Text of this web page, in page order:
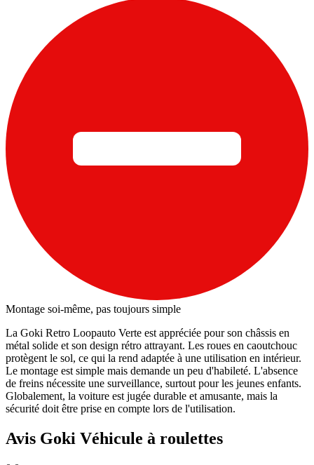
Montage soi-même, pas toujours simple
La Goki Retro Loopauto Verte est appréciée pour son châssis en
métal solide et son design rétro attrayant. Les roues en caoutchouc
protègent le sol, ce qui la rend adaptée à une utilisation en intérieur.
Le montage est simple mais demande un peu d'habileté. L'absence
de freins nécessite une surveillance, surtout pour les jeunes enfants.
Globalement, la voiture est jugée durable et amusante, mais la
sécurité doit être prise en compte lors de l'utilisation.
Avis Goki Véhicule à roulettes